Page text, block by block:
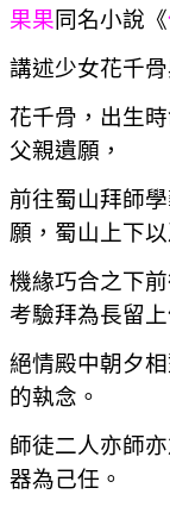
果果同名小說《
講述少女花千
花千骨，出生
父親遺願，
前往蜀山拜師
願，蜀山上下
機緣巧合之下
考驗拜為長留
絕情殿中朝夕
的執念。
師徒二人亦師
器為己任。